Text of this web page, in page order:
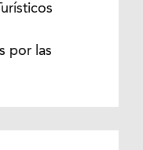
por las